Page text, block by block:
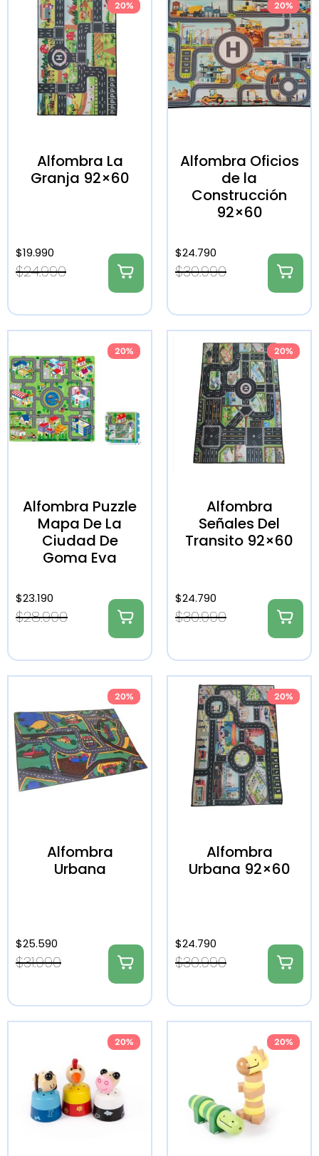
20%
Alfombra La
Granja 92×60
$24.990
$19.990
20%
Alfombra Oficios
de la
Construcción
92×60
$30.990
$24.790
20%
Alfombra Puzzle
Mapa De La
Ciudad De
Goma Eva
$28.990
$23.190
20%
Alfombra
Señales Del
Transito 92×60
$30.990
$24.790
20%
Alfombra
Urbana
$31.990
$25.590
20%
Alfombra
Urbana 92×60
$30.990
$24.790
20% 20%